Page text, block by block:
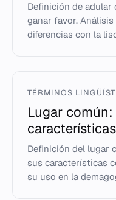
Definición de adular
ganar favor.
diferencias con la
TÉRMINOS
Lugar
Definición del lugar
sus características
su uso en la